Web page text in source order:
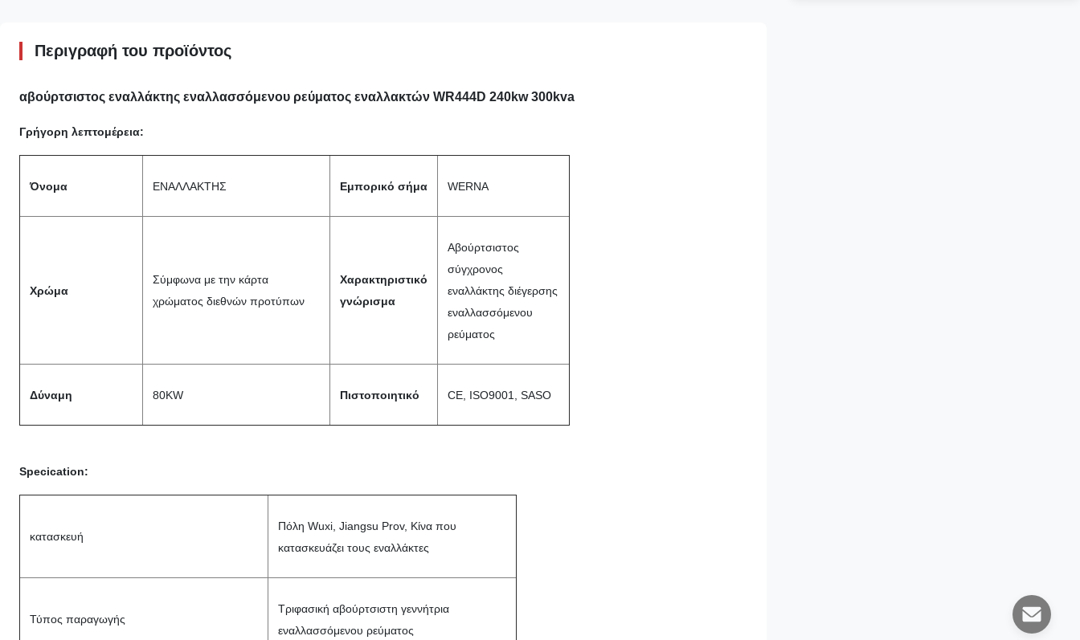
Περιγραφή του προϊόντος
αβούρτσιστος εναλλάκτης εναλλασσόμενου ρεύματος εναλλακτών WR444D 240kw 300kva
Γρήγορη λεπτομέρεια:
Όνομα ΕΝΑΛΛΑΚΤΗΣ Εμπορικό σήμα WERNA
Χρώμα
Σύμφωνα με την κάρτα
χρώματος διεθνών προτύπων
Χαρακτηριστικό
γνώρισμα
Αβούρτσιστος
σύγχρονος
εναλλάκτης διέγερσης
εναλλασσόμενου
ρεύματος
Δύναμη 80KW Πιστοποιητικό CE, ISO9001, SASO
Specication:
κατασκευή
Πόλη Wuxi, Jiangsu Prov, Κίνα που
κατασκευάζει τους εναλλάκτες
Τύπος παραγωγής
Τριφασική αβούρτσιστη γεννήτρια
εναλλασσόμενου ρεύματος